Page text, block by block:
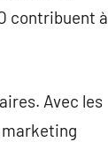
contribuent à
Avec les